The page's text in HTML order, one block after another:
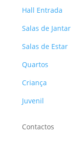
Hall Entrada
Salas de Jantar
Salas de Estar
Quartos
Criança
Juvenil
Contactos